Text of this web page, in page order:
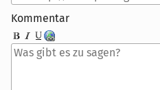
Kommentar